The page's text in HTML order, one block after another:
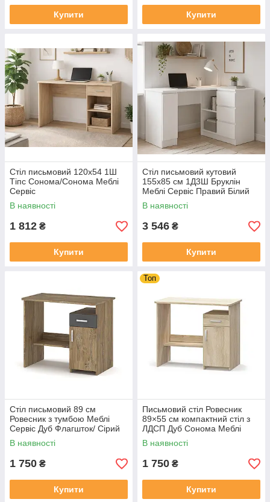
Купити Купити
Стіл письмовий 120х54 1Ш
Тіпс Сонома/Сонома Меблі
Сервіс
В наявності
1 812 ₴
Купити
Стіл письмовий кутовий
155х85 см 1Д3Ш Бруклін
Меблі Сервіс Правий Білий
В наявності
3 546 ₴
Купити
Стіл письмовий 89 см
Ровесник з тумбою Меблі
Сервіс Дуб Флагшток/ Сірий
В наявності
1 750 ₴
Купити
Топ
Письмовий стіл Ровесник
89×55 см компактний стіл з
ЛДСП Дуб Сонома Меблі
Сервіс
В наявності
1 750 ₴
Купити